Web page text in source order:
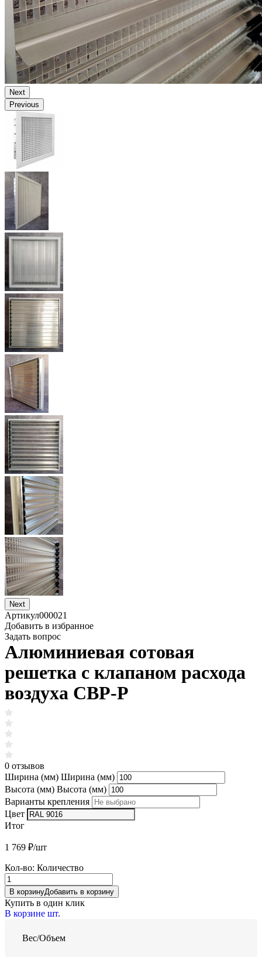
Next
Previous
Next
Артикул000021
Добавить в избранное
Задать вопрос
Алюминиевая сотовая
решетка с клапаном расхода
воздуха СВР-Р
0 отзывов
Ширина (мм) Ширина (мм)
Высота (мм) Высота (мм)
Варианты крепления
Цвет
Итог
1 769 ₽/шт
Кол-во: Количество
В корзинуДобавить в корзину
Купить в один клик
В корзине шт.
Вес/Объем